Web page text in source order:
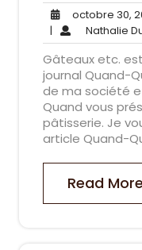
octobre 30,
| Nathalie
Gâteaux etc.
journal Quand-
de ma société
Quand vous
pâtisserie. Je
article Quand-
Read More